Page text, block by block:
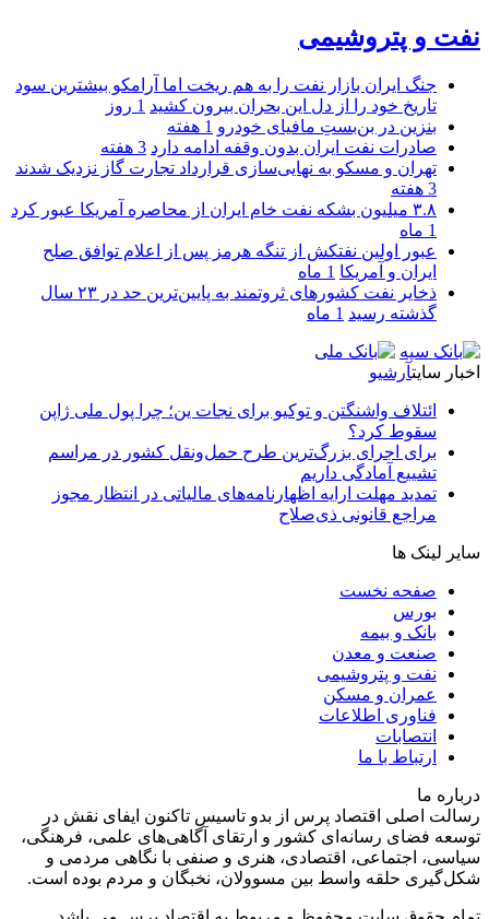
نفت و پتروشیمی
جنگ ایران بازار نفت را به هم ریخت اما آرامکو بیشترین سود
تاریخ خود را از دل این بحران بیرون کشید 1 روز
بنزین در بن‌بستِ مافیای خودرو 1 هفته
صادرات نفت ایران بدون وقفه ادامه دارد 3 هفته
تهران و مسکو به نهایی‌سازی قرارداد تجارت گاز نزدیک شدند
3 هفته
۳.۸ میلیون بشکه نفت خام ایران از محاصره آمریکا عبور کرد
1 ماه
عبور اولین نفتکش از تنگه هرمز پس از اعلام توافق صلح
ایران و آمریکا 1 ماه
ذخایر نفت کشورهای ثروتمند به پایین‌ترین حد در ۲۳ سال
گذشته رسید 1 ماه
اخبار سایتآرشیو
ائتلاف واشنگتن و توکیو برای نجات ین؛ چرا پول ملی ژاپن
سقوط کرد؟
برای اجرای بزرگ‌ترین طرح حمل‌ونقل کشور در مراسم
تشییع آمادگی داریم
تمدید مهلت ارایه اظهارنامه‌های مالیاتی در انتظار مجوز
مراجع قانونی ذی‌‏صلاح
سایر لینک ها
صفحه نخست
بورس
بانک و بیمه
صنعت و معدن
نفت و پتروشیمی
عمران و مسکن
فناوری اطلاعات
انتصابات
ارتباط با ما
درباره ما
رسالت اصلی اقتصاد پرس از بدو تاسیس تاکنون ایفای نقش در
توسعه فضای رسانه‌ای کشور و ارتقای آگاهی‌های علمی، فرهنگی،
سیاسی، اجتماعی، اقتصادی، هنری و صنفی با نگاهی مردمی و
شکل‌گیری حلقه واسط بین مسوولان، نخبگان و مردم بوده است.